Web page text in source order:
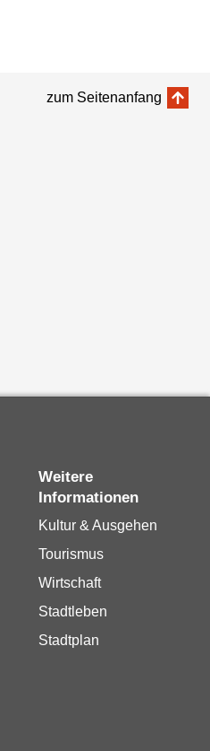
zum Seitenanfang
Weitere
Informationen
Kultur & Ausgehen
Tourismus
Wirtschaft
Stadtleben
Stadtplan